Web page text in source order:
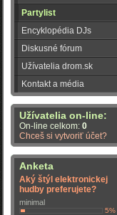
Partylist
Encyklopédia DJs
Diskusné fórum
Užívatelia drom.sk
Kontakt a média
Užívatelia on-line:
On-line celkom: 0
Chceš si vytvoriť účet?
Anketa
Aký štýl elektronickej
hudby preferujete?
minimal
5%